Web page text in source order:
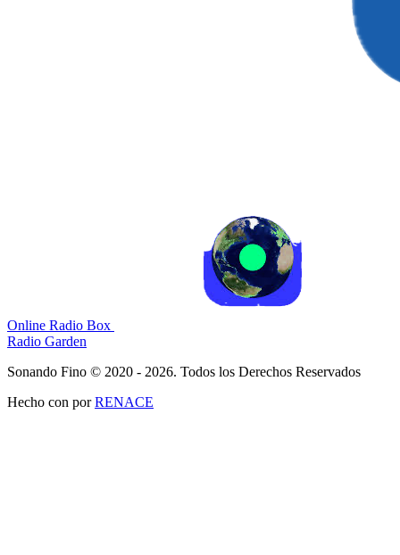
Online Radio Box
Radio Garden
Sonando Fino © 2020 - 2026. Todos los Derechos Reservados
Hecho con porRENACE